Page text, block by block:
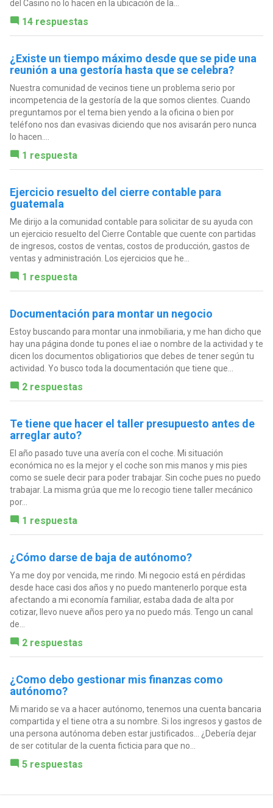
del Casino no lo hacen en la ubicación de la...
14 respuestas
¿Existe un tiempo máximo desde que se pide una
reunión a una gestoría hasta que se celebra?
Nuestra comunidad de vecinos tiene un problema serio por
incompetencia de la gestoría de la que somos clientes. Cuando
preguntamos por el tema bien yendo a la oficina o bien por
teléfono nos dan evasivas diciendo que nos avisarán pero nunca
lo hacen....
1 respuesta
Ejercicio resuelto del cierre contable para
guatemala
Me dirijo a la comunidad contable para solicitar de su ayuda con
un ejercicio resuelto del Cierre Contable que cuente con partidas
de ingresos, costos de ventas, costos de producción, gastos de
ventas y administración. Los ejercicios que he...
1 respuesta
Documentación para montar un negocio
Estoy buscando para montar una inmobiliaria, y me han dicho que
hay una página donde tu pones el iae o nombre de la actividad y te
dicen los documentos obligatiorios que debes de tener según tu
actividad. Yo busco toda la documentación que tiene que...
2 respuestas
Te tiene que hacer el taller presupuesto antes de
arreglar auto?
El año pasado tuve una avería con el coche. Mi situación
económica no es la mejor y el coche son mis manos y mis pies
como se suele decir para poder trabajar. Sin coche pues no puedo
trabajar. La misma grúa que me lo recogio tiene taller mecánico
por...
1 respuesta
¿Cómo darse de baja de autónomo?
Ya me doy por vencida, me rindo. Mi negocio está en pérdidas
desde hace casi dos años y no puedo mantenerlo porque esta
afectando a mi economía familiar, estaba dada de alta por
cotizar, llevo nueve años pero ya no puedo más. Tengo un canal
de...
2 respuestas
¿Como debo gestionar mis finanzas como
autónomo?
Mi marido se va a hacer autónomo, tenemos una cuenta bancaria
compartida y el tiene otra a su nombre. Si los ingresos y gastos de
una persona autónoma deben estar justificados... ¿Debería dejar
de ser cotitular de la cuenta ficticia para que no...
5 respuestas